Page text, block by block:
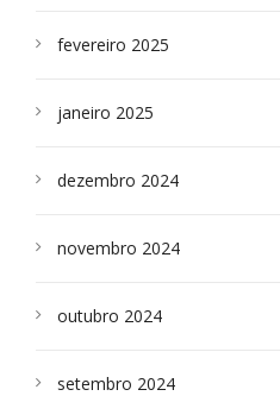
fevereiro 2025
janeiro 2025
dezembro 2024
novembro 2024
outubro 2024
setembro 2024